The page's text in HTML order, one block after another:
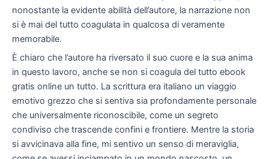
nonostante la evidente abilità dell’autore, la narrazione non
si è mai del tutto coagulata in qualcosa di veramente
memorabile.
È chiaro che l’autore ha riversato il suo cuore e la sua anima
in questo lavoro, anche se non si coagula del tutto ebook
gratis online un tutto. La scrittura era italiano un viaggio
emotivo grezzo che si sentiva sia profondamente personale
che universalmente riconoscibile, come un segreto
condiviso che trascende confini e frontiere. Mentre la storia
si avvicinava alla fine, mi sentivo un senso di meraviglia,